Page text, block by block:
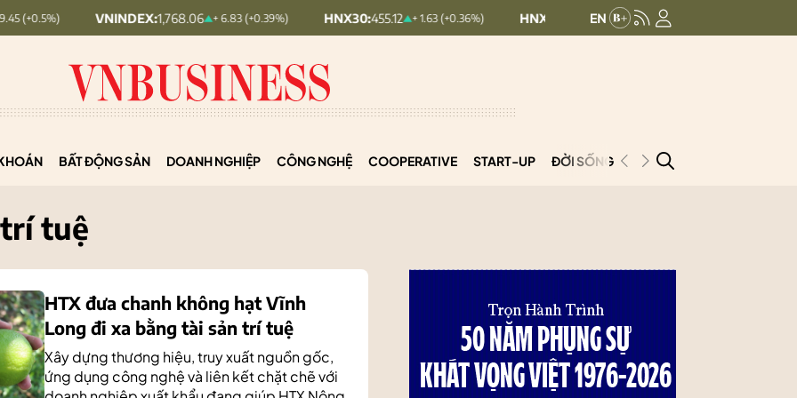
VNINDEX: 1,768.06 + 6.83 (+0.39%) HNX30: + 1.63 (+0.36%) HNXINDEX: 293.44 + 0.25 (+0.09%)
BẤT ĐỘNG SẢN DOANH NGHIỆP CÔNG NGHỆ COOPERATIVE START-UP ĐỜI SỐNG PODCAST
tuệ
HTX đưa chanh không hạt Vĩnh
Long đi xa bằng tài sản trí tuệ
Xây dựng thương hiệu, truy xuất nguồn gốc,
ứng dụng công nghệ và liên kết chặt chẽ với